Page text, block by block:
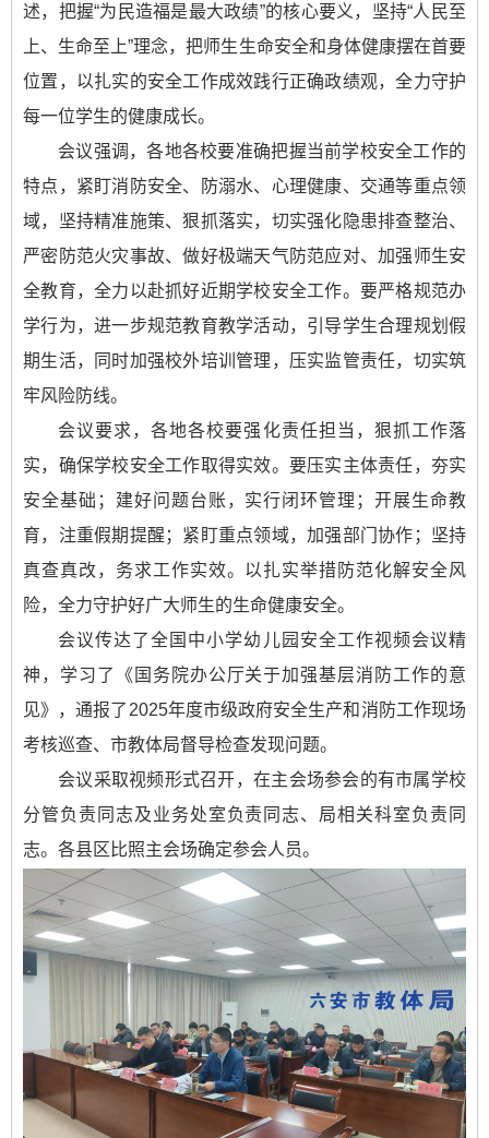
述，把握“为民造福是最大政绩”的核心要义，坚持“人民至
上、生命至上”理念，把师生生命安全和身体健康摆在首要
位置，以扎实的安全工作成效践行正确政绩观，全力守护
每一位学生的健康成长。
会议强调，各地各校要准确把握当前学校安全工作的
特点，紧盯消防安全、防溺水、心理健康、交通等重点领
域，坚持精准施策、狠抓落实，切实强化隐患排查整治、
严密防范火灾事故、做好极端天气防范应对、加强师生安
全教育，全力以赴抓好近期学校安全工作。要严格规范办
学行为，进一步规范教育教学活动，引导学生合理规划假
期生活，同时加强校外培训管理，压实监管责任，切实筑
牢风险防线。
会议要求，各地各校要强化责任担当，狠抓工作落
实，确保学校安全工作取得实效。要压实主体责任，夯实
安全基础；建好问题台账，实行闭环管理；开展生命教
育，注重假期提醒；紧盯重点领域，加强部门协作；坚持
真查真改，务求工作实效。以扎实举措防范化解安全风
险，全力守护好广大师生的生命健康安全。
会议传达了全国中小学幼儿园安全工作视频会议精
神，学习了《国务院办公厅关于加强基层消防工作的意
见》，通报了2025年度市级政府安全生产和消防工作现场
考核巡查、市教体局督导检查发现问题。
会议采取视频形式召开，在主会场参会的有市属学校
分管负责同志及业务处室负责同志、局相关科室负责同
志。各县区比照主会场确定参会人员。